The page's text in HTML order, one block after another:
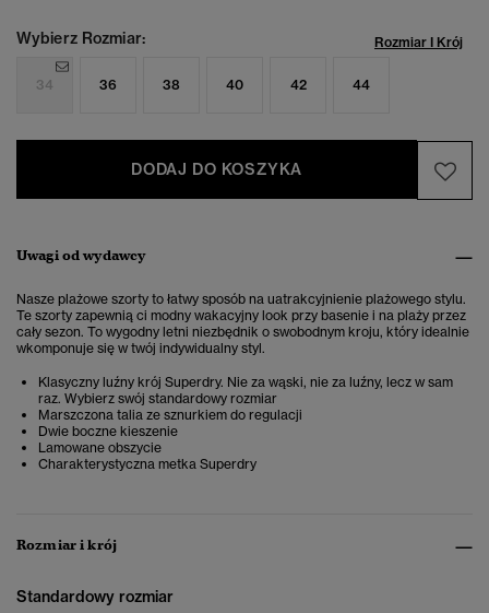
Wybierz Rozmiar: Rozmiar I Krój
34 36 38 40 42 44
DODAJ DO KOSZYKA
Uwagi od wydawcy
Nasze plażowe szorty to łatwy sposób na uatrakcyjnienie plażowego stylu.
Te szorty zapewnią ci modny wakacyjny look przy basenie i na plaży przez
cały sezon. To wygodny letni niezbędnik o swobodnym kroju, który idealnie
wkomponuje się w twój indywidualny styl.
Klasyczny luźny krój Superdry. Nie za wąski, nie za luźny, lecz w sam
raz. Wybierz swój standardowy rozmiar
Marszczona talia ze sznurkiem do regulacji
Dwie boczne kieszenie
Lamowane obszycie
Charakterystyczna metka Superdry
Rozmiar i krój
Standardowy rozmiar